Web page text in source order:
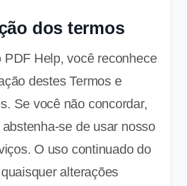
dos termos
PDF Help, você reconhece
destes Termos e
Se você não concordar,
abstenha-se de usar nosso
O uso continuado do
alterações